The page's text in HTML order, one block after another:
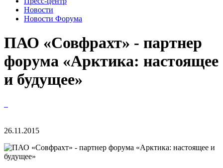
Новости
Новости Форума
ПАО «Совфрахт» - партнер
форума «Арктика: настоящее
и будущее»
26.11.2015